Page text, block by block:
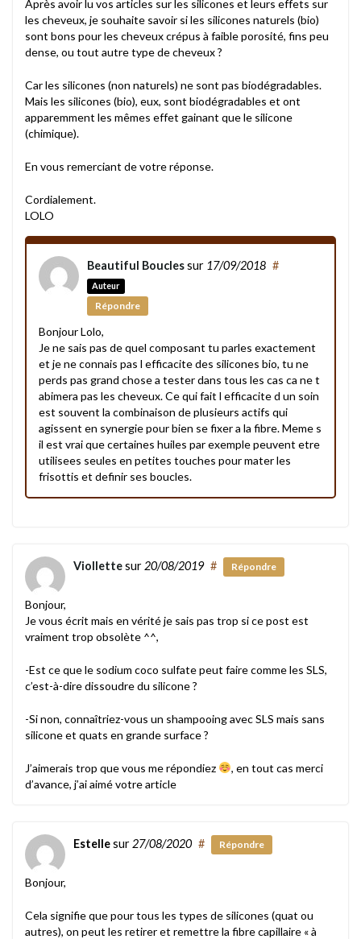
Après avoir lu vos articles sur les silicones et leurs effets sur
les cheveux, je souhaite savoir si les silicones naturels (bio)
sont bons pour les cheveux crépus à faible porosité, fins peu
dense, ou tout autre type de cheveux ?
Car les silicones (non naturels) ne sont pas biodégradables.
Mais les silicones (bio), eux, sont biodégradables et ont
apparemment les mêmes effet gainant que le silicone
(chimique).
En vous remerciant de votre réponse.
Cordialement.
LOLO
Beautiful Bouclessur 17/09/2018
Auteur
#
Répondre
Bonjour Lolo,
Je ne sais pas de quel composant tu parles exactement
et je ne connais pas l efficacite des silicones bio, tu ne
perds pas grand chose a tester dans tous les cas ca ne t
abimera pas les cheveux. Ce qui fait l efficacite d un soin
est souvent la combinaison de plusieurs actifs qui
agissent en synergie pour bien se fixer a la fibre. Meme s
il est vrai que certaines huiles par exemple peuvent etre
utilisees seules en petites touches pour mater les
frisottis et definir ses boucles.
Viollettesur 20/08/2019 # Répondre
Bonjour,
Je vous écrit mais en vérité je sais pas trop si ce post est
vraiment trop obsolète ^^,
-Est ce que le sodium coco sulfate peut faire comme les SLS,
c’est-à-dire dissoudre du silicone ?
-Si non, connaîtriez-vous un shampooing avec SLS mais sans
silicone et quats en grande surface ?
J’aimerais trop que vous me répondiez
, en tout cas merci
d’avance, j’ai aimé votre article
Estellesur 27/08/2020 # Répondre
Bonjour,
Cela signifie que pour tous les types de silicones (quat ou
autres), on peut les retirer et remettre la fibre capillaire « à